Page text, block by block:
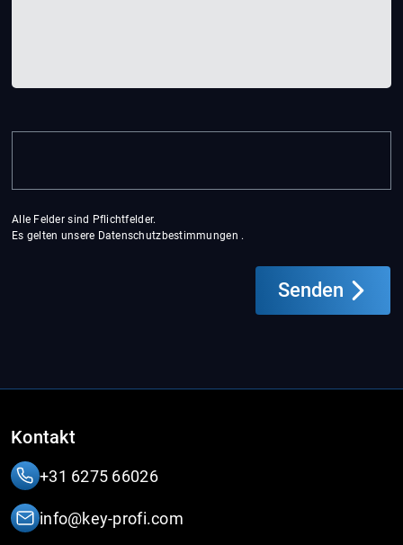
Alle Felder sind Pflichtfelder.
Es gelten unsere Datenschutzbestimmungen .
Senden
Kontakt
+31 6275 66026
info@key-profi.com